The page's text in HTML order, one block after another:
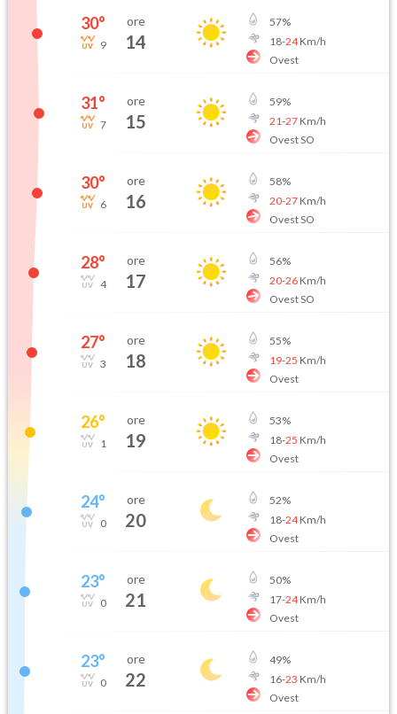
30°
9
ore
14
57%
18-24Km/h
Ovest
31°
7
ore
15
59%
21-27Km/h
Ovest SO
30°
6
ore
16
58%
20-27Km/h
Ovest SO
28°
4
ore
17
56%
20-26Km/h
Ovest SO
27°
3
ore
18
55%
19-25 Km/h
Ovest
26°
1
ore
19
53%
18-25 Km/h
Ovest
24°
0
ore
20
52%
18-24Km/h
Ovest
23°
0
ore
21
50%
17-24Km/h
Ovest
23°
0
ore
22
49%
16-23 Km/h
Ovest